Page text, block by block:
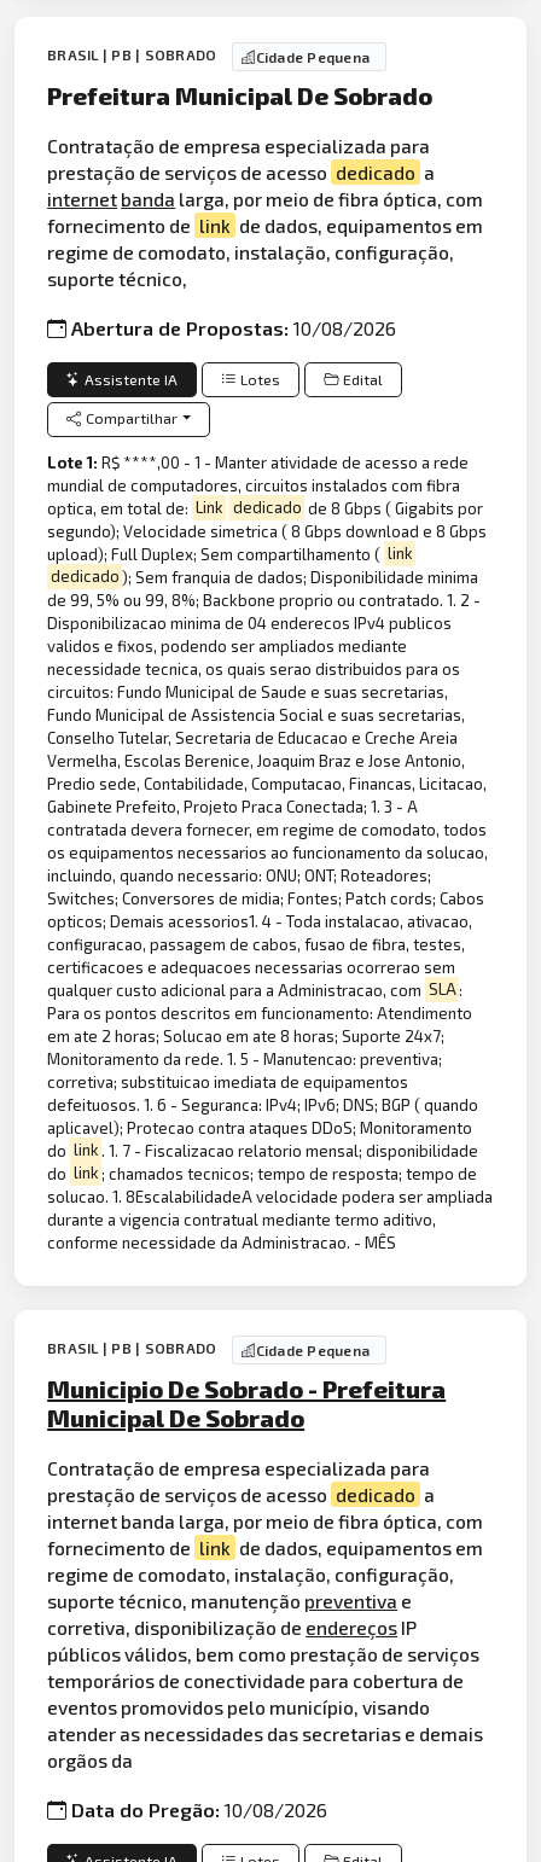
BRASIL | PB | SOBRADO Cidade Pequena
Prefeitura Municipal De Sobrado
Contratação de empresa especializada para
prestação de serviços de acesso dedicado a
internet banda larga, por meio de fibra óptica, com
fornecimento de link de dados, equipamentos em
regime de comodato, instalação, configuração,
suporte técnico,
Abertura de Propostas:10/08/2026
Assistente IA Lotes Edital
Compartilhar
Lote 1:R$ ****,00 - 1 - Manter atividade de acesso a rede
mundial de computadores, circuitos instalados com fibra
optica, em total de: Link dedicado de 8 Gbps ( Gigabits por
segundo); Velocidade simetrica ( 8 Gbps download e 8 Gbps
upload); Full Duplex; Sem compartilhamento ( link
dedicado); Sem franquia de dados; Disponibilidade minima
de 99, 5% ou 99, 8%; Backbone proprio ou contratado. 1. 2 -
Disponibilizacao minima de 04 enderecos IPv4 publicos
validos e fixos, podendo ser ampliados mediante
necessidade tecnica, os quais serao distribuidos para os
circuitos: Fundo Municipal de Saude e suas secretarias,
Fundo Municipal de Assistencia Social e suas secretarias,
Conselho Tutelar, Secretaria de Educacao e Creche Areia
Vermelha, Escolas Berenice, Joaquim Braz e Jose Antonio,
Predio sede, Contabilidade, Computacao, Financas, Licitacao,
Gabinete Prefeito, Projeto Praca Conectada; 1. 3 - A
contratada devera fornecer, em regime de comodato, todos
os equipamentos necessarios ao funcionamento da solucao,
incluindo, quando necessario: ONU; ONT; Roteadores;
Switches; Conversores de midia; Fontes; Patch cords; Cabos
opticos; Demais acessorios1. 4 - Toda instalacao, ativacao,
configuracao, passagem de cabos, fusao de fibra, testes,
certificacoes e adequacoes necessarias ocorrerao sem
qualquer custo adicional para a Administracao, com SLA:
Para os pontos descritos em funcionamento: Atendimento
em ate 2 horas; Solucao em ate 8 horas; Suporte 24x7;
Monitoramento da rede. 1. 5 - Manutencao: preventiva;
corretiva; substituicao imediata de equipamentos
defeituosos. 1. 6 - Seguranca: IPv4; IPv6; DNS; BGP ( quando
aplicavel); Protecao contra ataques DDoS; Monitoramento
do link. 1. 7 - Fiscalizacao relatorio mensal; disponibilidade
do link; chamados tecnicos; tempo de resposta; tempo de
solucao. 1. 8EscalabilidadeA velocidade podera ser ampliada
durante a vigencia contratual mediante termo aditivo,
conforme necessidade da Administracao. - MÊS
BRASIL | PB | SOBRADO Cidade Pequena
Municipio De Sobrado - Prefeitura
Municipal De Sobrado
Contratação de empresa especializada para
prestação de serviços de acesso dedicado a
internet banda larga, por meio de fibra óptica, com
fornecimento de link de dados, equipamentos em
regime de comodato, instalação, configuração,
suporte técnico, manutenção preventiva e
corretiva, disponibilização de endereços IP
públicos válidos, bem como prestação de serviços
temporários de conectividade para cobertura de
eventos promovidos pelo município, visando
atender as necessidades das secretarias e demais
orgãos da
Data do Pregão:10/08/2026